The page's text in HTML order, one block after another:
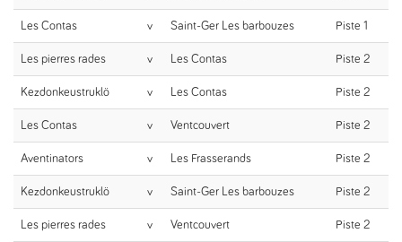
Les Contas v Saint-Ger Les barbouzes Piste 1
Les pierres rades v Les Contas Piste 2
Kezdonkeustruklö v Les Contas Piste 2
Les Contas v Ventcouvert Piste 2
Aventinators v Les Frasserands Piste 2
Kezdonkeustruklö v Saint-Ger Les barbouzes Piste 2
Les pierres rades v Ventcouvert Piste 2